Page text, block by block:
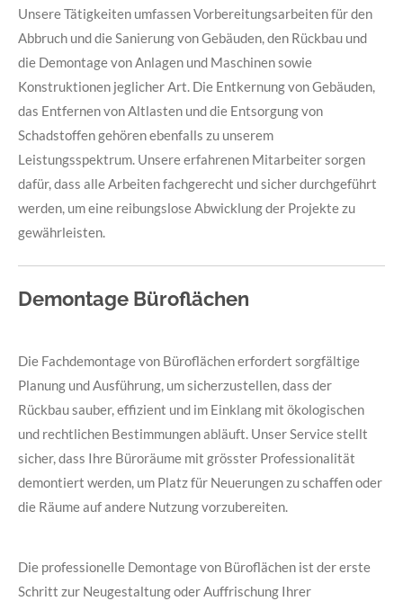
Unsere Tätigkeiten umfassen Vorbereitungsarbeiten für den
Abbruch und die Sanierung von Gebäuden, den Rückbau und
die Demontage von Anlagen und Maschinen sowie
Konstruktionen jeglicher Art. Die Entkernung von Gebäuden,
das Entfernen von Altlasten und die Entsorgung von
Schadstoffen gehören ebenfalls zu unserem
Leistungsspektrum. Unsere erfahrenen Mitarbeiter sorgen
dafür, dass alle Arbeiten fachgerecht und sicher durchgeführt
werden, um eine reibungslose Abwicklung der Projekte zu
gewährleisten.
Demontage Büroflächen
Die Fachdemontage von Büroflächen erfordert sorgfältige
Planung und Ausführung, um sicherzustellen, dass der
Rückbau sauber, effizient und im Einklang mit ökologischen
und rechtlichen Bestimmungen abläuft. Unser Service stellt
sicher, dass Ihre Büroräume mit grösster Professionalität
demontiert werden, um Platz für Neuerungen zu schaffen oder
die Räume auf andere Nutzung vorzubereiten.
Die professionelle Demontage von Büroflächen ist der erste
Schritt zur Neugestaltung oder Auffrischung Ihrer